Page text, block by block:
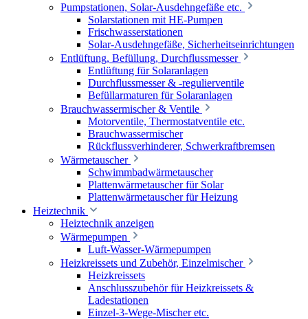
Pumpstationen, Solar-Ausdehngefäße etc.
Solarstationen mit HE-Pumpen
Frischwasserstationen
Solar-Ausdehngefäße, Sicherheitseinrichtungen
Entlüftung, Befüllung, Durchflussmesser
Entlüftung für Solaranlagen
Durchflussmesser & -regulierventile
Befüllarmaturen für Solaranlagen
Brauchwassermischer & Ventile
Motorventile, Thermostatventile etc.
Brauchwassermischer
Rückflussverhinderer, Schwerkraftbremsen
Wärmetauscher
Schwimmbadwärmetauscher
Plattenwärmetauscher für Solar
Plattenwärmetauscher für Heizung
Heiztechnik
Heiztechnik anzeigen
Wärmepumpen
Luft-Wasser-Wärmepumpen
Heizkreissets und Zubehör, Einzelmischer
Heizkreissets
Anschlusszubehör für Heizkreissets &
Ladestationen
Einzel-3-Wege-Mischer etc.